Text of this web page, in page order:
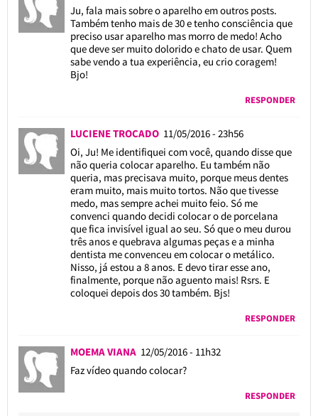
Ju, fala mais sobre o aparelho em outros posts.
Também tenho mais de 30 e tenho consciência que
preciso usar aparelho mas morro de medo! Acho
que deve ser muito dolorido e chato de usar. Quem
sabe vendo a tua experiência, eu crio coragem!
Bjo!
RESPONDER
LUCIENE TROCADO 11/05/2016 - 23h56
Oi, Ju! Me identifiquei com você, quando disse que
não queria colocar aparelho. Eu também não
queria, mas precisava muito, porque meus dentes
eram muito, mais muito tortos. Não que tivesse
medo, mas sempre achei muito feio. Só me
convenci quando decidi colocar o de porcelana
que fica invisível igual ao seu. Só que o meu durou
três anos e quebrava algumas peças e a minha
dentista me convenceu em colocar o metálico.
Nisso, já estou a 8 anos. E devo tirar esse ano,
finalmente, porque não aguento mais! Rsrs. E
coloquei depois dos 30 também. Bjs!
RESPONDER
MOEMA VIANA 12/05/2016 - 11h32
Faz vídeo quando colocar?
RESPONDER